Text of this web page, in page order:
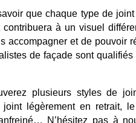
que chaque type de
à un visuel
accompagner et de pouvoir
de façade sont
plusieurs styles de
joint légèrement en retrait,
N’hésitez pas à